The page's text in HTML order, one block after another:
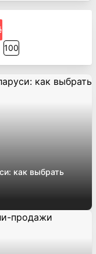
100
как выбрать